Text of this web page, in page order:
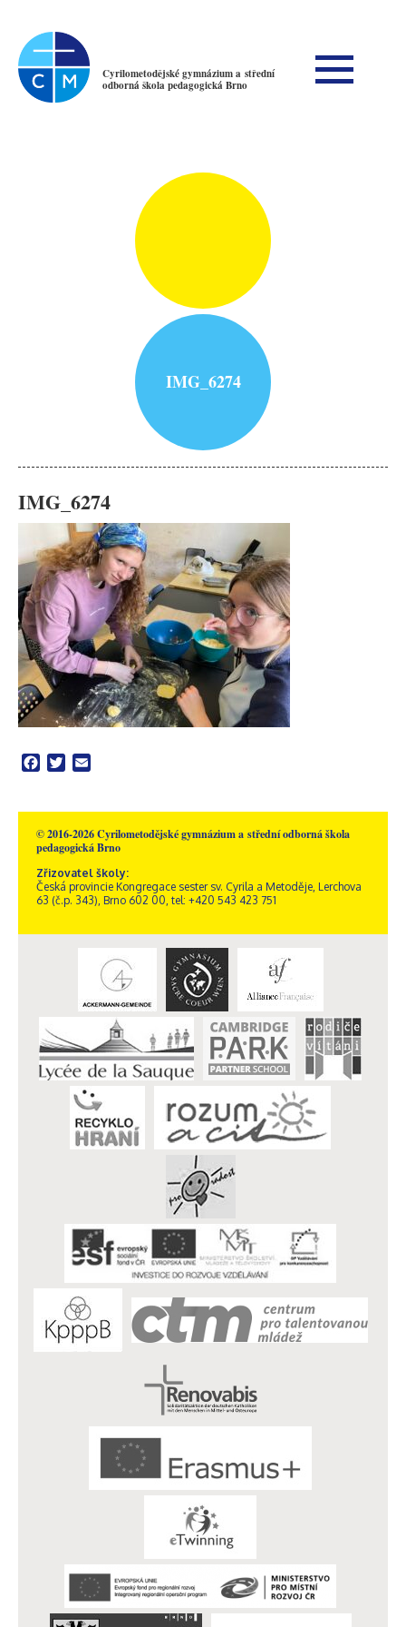
Cyrilometodějské gymnázium a střední
odborná škola pedagogická Brno
IMG_6274
IMG_6274
Facebook
Twitter
© 2016-2026 Cyrilometodějské gymnázium a střední odborná škola
pedagogická Brno
Zřizovatel školy:
Česká provincie Kongregace sester sv. Cyrila a Metoděje, Lerchova
63 (č.p. 343), Brno 602 00, tel: +420 543 423 751